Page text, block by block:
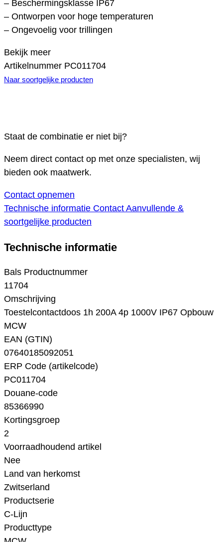
– Beschermingsklasse IP67
– Ontworpen voor hoge temperaturen
– Ongevoelig voor trillingen
Bekijk meer
Artikelnummer PC011704
Naar soortgelijke producten
Staat de combinatie er niet bij?
Neem direct contact op met onze specialisten, wij
bieden ook maatwerk.
Contact opnemen
Technische informatie Contact Aanvullende &
soortgelijke producten
Technische informatie
Bals Productnummer
11704
Omschrijving
Toestelcontactdoos 1h 200A 4p 1000V IP67 Opbouw
MCW
EAN (GTIN)
07640185092051
ERP Code (artikelcode)
PC011704
Douane-code
85366990
Kortingsgroep
2
Voorraadhoudend artikel
Nee
Land van herkomst
Zwitserland
Productserie
C-Lijn
Producttype